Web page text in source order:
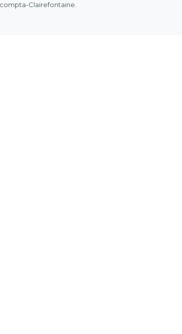
Clairefontaine.